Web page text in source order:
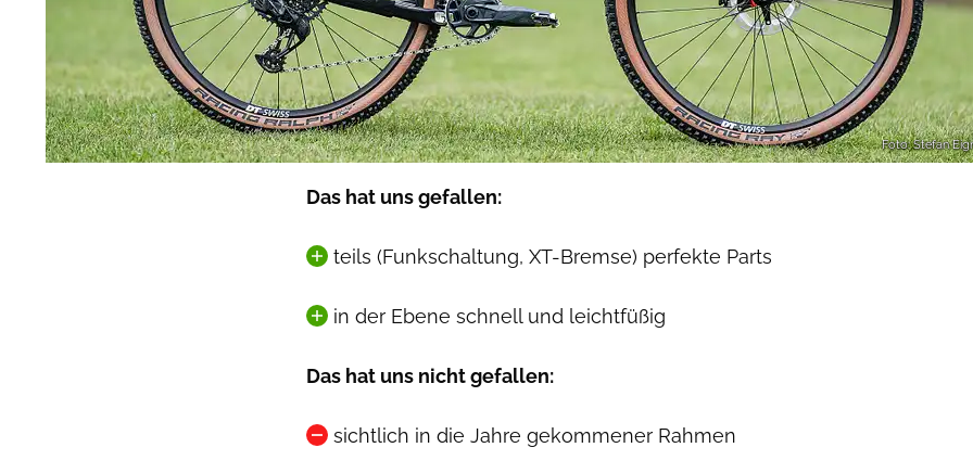
Foto: Stefan
Das hat uns gefallen:
teils (Funkschaltung, XT-Bremse) perfekte Parts
in der Ebene schnell und leichtfüßig
Das hat uns nicht gefallen:
sichtlich in die Jahre gekommener Rahmen